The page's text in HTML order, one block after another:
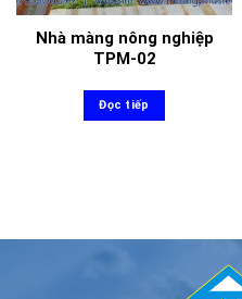
Nhà màng nông nghiệp
TPM-02
Đọc tiếp